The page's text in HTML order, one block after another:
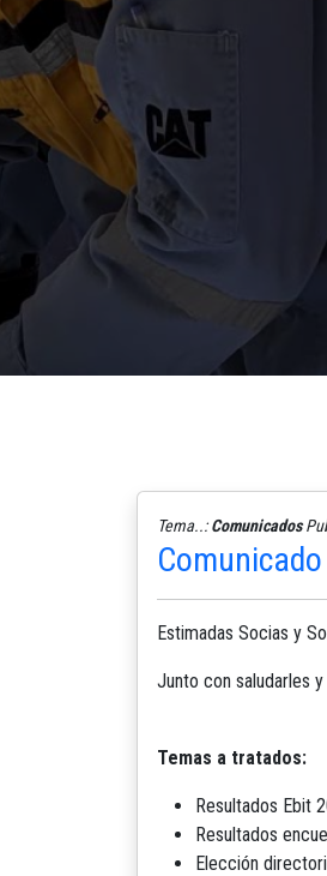
Tema..:Comunicados
Estimadas Socias y
Junto con saludarles
Temas a tratados:
Resultados Ebit
Resultados
Elección